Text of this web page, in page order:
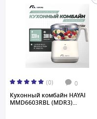
(0) 0
Кухонный комбайн HAYAI
MMD6603RBL (MDR3)...